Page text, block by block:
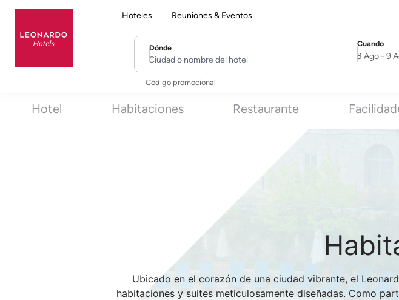
Hoteles Reuniones & Eventos
Dónde
Ciudad o nombre del hotel
Cuando
8 Ago- 9
Código promocional
Hotel Habitaciones Restaurante
Ubicado en el corazón de una ciudad vibrante, el
habitaciones y suites meticulosamente diseñadas. Como